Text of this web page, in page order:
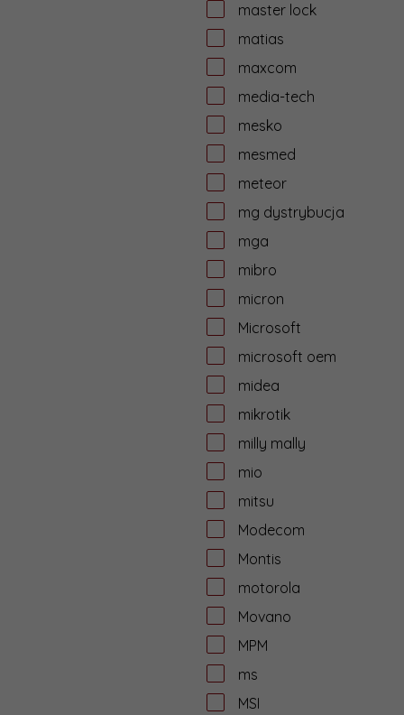
master lock
matias
maxcom
media-tech
mesko
mesmed
meteor
mg dystrybucja
mga
mibro
micron
Microsoft
microsoft oem
midea
mikrotik
milly mally
mio
mitsu
Modecom
Montis
motorola
Movano
MPM
ms
MSI